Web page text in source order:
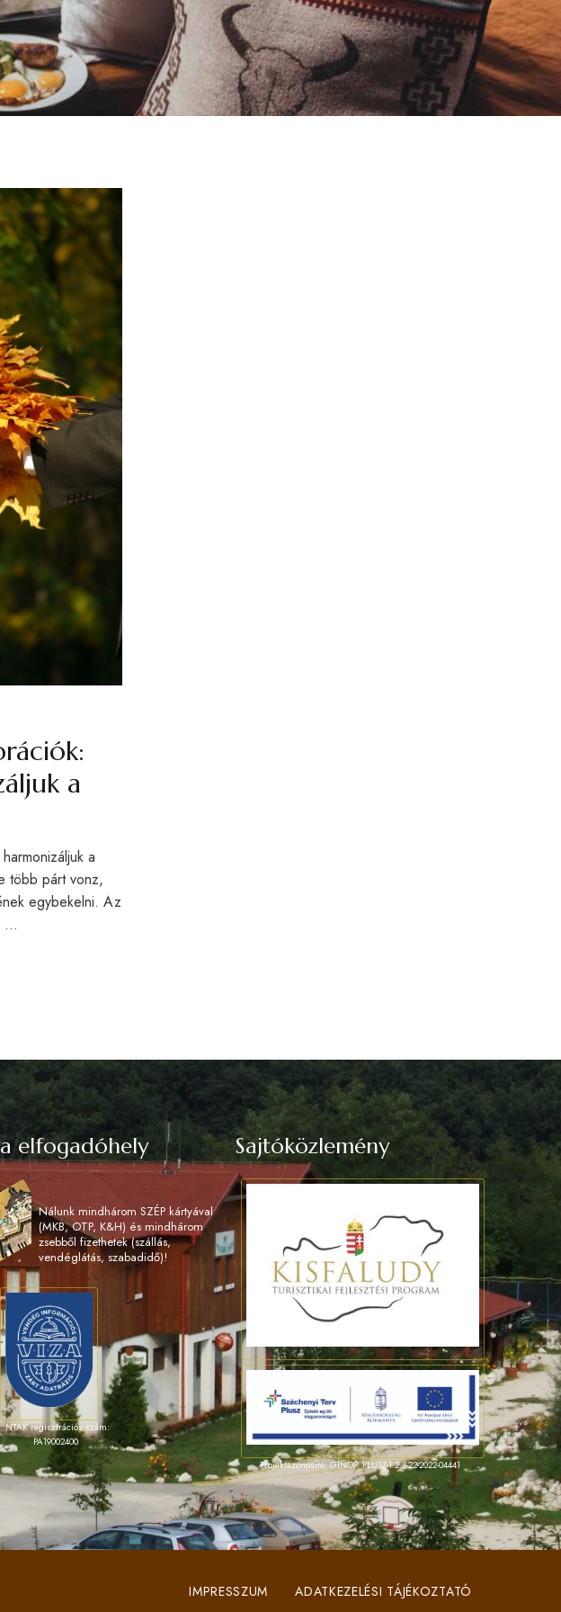
a
a
több párt vonz,
egybekelni. Az
…
elfogadóhely
Nálunk mindhárom SZÉP kártyával
(MKB, OTP, K&H) és mindhárom
zsebből fizethetek (szállás,
vendéglátás, szabadidő)!
NTAK regisztrációs szám:
PA19002400
Sajtóközlemény
Projektazonosító: GINOP_PLUSZ-1.2.2-22-2022-04441
IMPRESSZUM ADATKEZELÉSI TÁJÉKOZTATÓ